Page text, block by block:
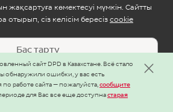
сайт DPD в Казахстане. Всё стало
обнаружили ошибки, у вас есть
работе сайта — пожалуйста,сообщите
для Вас все еще доступнастарая
орындары
брендімен «DPD Қазақстан»
көмектесуі мүмкін. Сайтты
сіз келісім бересіз cookie
Бас тарту
Баптау
Қабылдау